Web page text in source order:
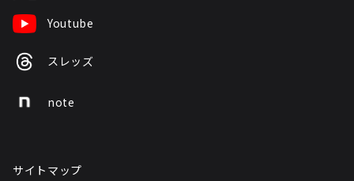
Youtube
スレッズ
note
サイトマップ